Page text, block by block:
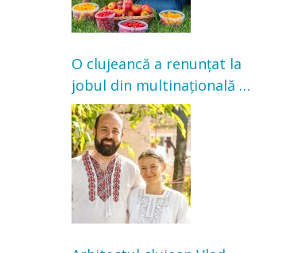
O clujeancă a renunțat la
jobul din multinațională și
s-a mutat la țară. Acum
cultivă legume în grădina
bunicilor